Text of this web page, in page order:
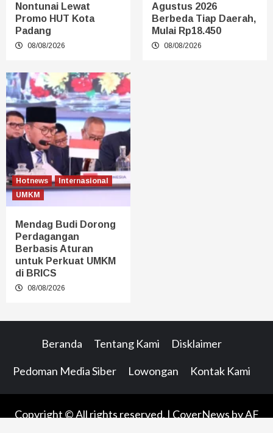
Nontunai Lewat
Promo HUT Kota
Padang
08/08/2026
Agustus 2026
Berbeda Tiap Daerah,
Mulai Rp18.450
08/08/2026
Hotnews
Internasional
UMKM
Mendag Budi Dorong
Perdagangan
Berbasis Aturan
untuk Perkuat UMKM
di BRICS
08/08/2026
Beranda Tentang Kami Disklaimer
Pedoman Media Siber Lowongan Kontak Kami
Copyright © All rights reserved. | CoverNews by AF